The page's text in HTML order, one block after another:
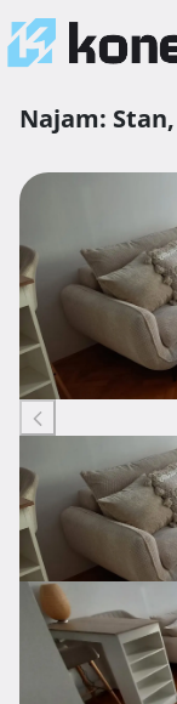
Najam: Stan,